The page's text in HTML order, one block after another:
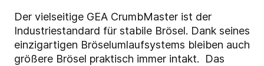
Der vielseitige GEA CrumbMaster ist der
Industriestandard für stabile Brösel. Dank seines
einzigartigen Bröselumlaufsystems bleiben auch
größere Brösel praktisch immer intakt. Das